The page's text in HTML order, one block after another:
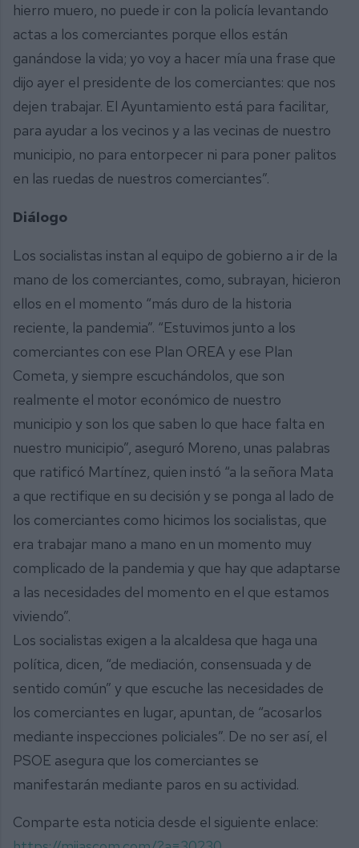
hierro muero, no puede ir con la policía levantando
actas a los comerciantes porque ellos están
ganándose la vida; yo voy a hacer mía una frase que
dijo ayer el presidente de los comerciantes: que nos
dejen trabajar. El Ayuntamiento está para facilitar,
para ayudar a los vecinos y a las vecinas de nuestro
municipio, no para entorpecer ni para poner palitos
en las ruedas de nuestros comerciantes”.
Diálogo
Los socialistas instan al equipo de gobierno a ir de la
mano de los comerciantes, como, subrayan, hicieron
ellos en el momento “más duro de la historia
reciente, la pandemia”. “Estuvimos junto a los
comerciantes con ese Plan OREA y ese Plan
Cometa, y siempre escuchándolos, que son
realmente el motor económico de nuestro
municipio y son los que saben lo que hace falta en
nuestro municipio”, aseguró Moreno, unas palabras
que ratificó Martínez, quien instó “a la señora Mata
a que rectifique en su decisión y se ponga al lado de
los comerciantes como hicimos los socialistas, que
era trabajar mano a mano en un momento muy
complicado de la pandemia y que hay que adaptarse
a las necesidades del momento en el que estamos
viviendo”.
Los socialistas exigen a la alcaldesa que haga una
política, dicen, “de mediación, consensuada y de
sentido común” y que escuche las necesidades de
los comerciantes en lugar, apuntan, de “acosarlos
mediante inspecciones policiales”. De no ser así, el
PSOE asegura que los comerciantes se
manifestarán mediante paros en su actividad.
Comparte esta noticia desde el siguiente enlace: